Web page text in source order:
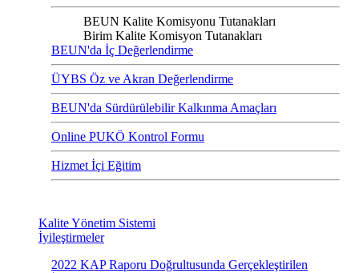
BEUN Kalite Komisyonu Tutanakları
Birim Kalite Komisyon Tutanakları
BEUN'da İç Değerlendirme
ÜYBS Öz ve Akran Değerlendirme
BEUN'da Sürdürülebilir Kalkınma Amaçları
Online PUKÖ Kontrol Formu
Hizmet İçi Eğitim
Kalite Yönetim Sistemi
İyileştirmeler
2022 KAP Raporu Doğrultusunda Gerçekleştirilen